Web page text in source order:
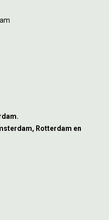
Rotterdam en